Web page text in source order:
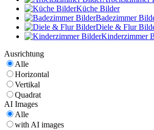
Küche Bilder
Badezimmer
Diele & Flur
Kinderzimmer
Ausrichtung
Alle
Horizontal
Vertikal
Quadrat
AI Images
Alle
with AI images